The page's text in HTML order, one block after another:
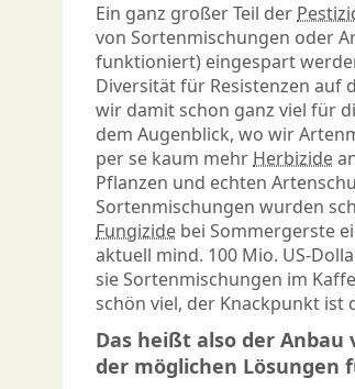
Ein ganz großer Teil der
von Sortenmischungen oder
funktioniert) eingespart
Diversität für Resistenzen auf
wir damit schon ganz viel für
dem Augenblick, wo wir
per se kaum mehr Herbizide
Pflanzen und echten
Sortenmischungen wurden
Fungizide bei Sommergerste
aktuell mind. 100 Mio. US-
sie Sortenmischungen im
schön viel, der Knackpunkt ist
Das heißt also der
der möglichen Lösungen